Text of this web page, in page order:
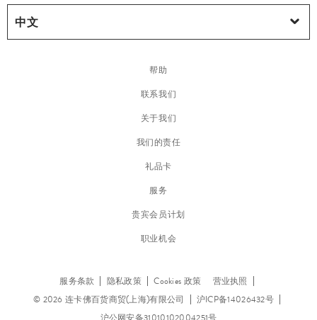
帮助
联系我们
关于我们
我们的责任
礼品卡
服务
贵宾会员计划
职业机会
服务条款 隐私政策 Cookies 政策
营业执照
© 2026 连卡佛百货商贸(上海)有限公司
沪ICP备14026432号